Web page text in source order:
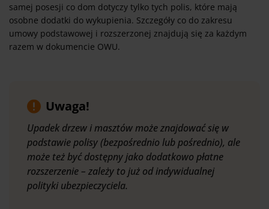
samej posesji co dom dotyczy tylko tych polis, które mają
osobne dodatki do wykupienia. Szczegóły co do zakresu
umowy podstawowej i rozszerzonej znajdują się za każdym
razem w dokumencie OWU.
Uwaga!
Upadek drzew i masztów może znajdować się w
podstawie polisy (bezpośrednio lub pośrednio), ale
może też być dostępny jako dodatkowo płatne
rozszerzenie – zależy to już od indywidualnej
polityki ubezpieczyciela.